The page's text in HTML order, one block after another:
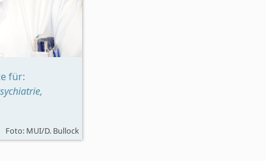
für:
Foto: MUI/D. Bullock